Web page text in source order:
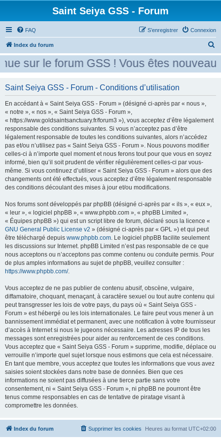
Saint Seiya GSS - Forum
FAQ Connexion
S’enregistrer
Index du forum
e
c
sur le forum GSS ! Vous êtes
Saint Seiya GSS - Forum - Conditions d’utilisation
En accédant à « Saint Seiya GSS - Forum » (désigné ci-après par « nous »,
« notre », « nos », « Saint Seiya GSS - Forum »,
« https://www.goldsaintsanctuary.fr/forum3 »), vous acceptez d’être légalement
responsable des conditions suivantes. Si vous n’acceptez pas d’être
légalement responsable de toutes les conditions suivantes, alors n’accédez
pas et/ou n’utilisez pas « Saint Seiya GSS - Forum ». Nous pouvons modifier
celles-ci à n’importe quel moment et nous ferons tout pour que vous en soyez
informé, bien qu’il soit prudent de vérifier régulièrement celles-ci par vous-
même. Si vous continuez d’utiliser « Saint Seiya GSS - Forum » alors que des
changements ont été effectués, vous acceptez d’être légalement responsable
des conditions découlant des mises à jour et/ou modifications.
Nos forums sont développés par phpBB (désigné ci-après par « ils », « eux »,
« leur », « logiciel phpBB », « www.phpbb.com », « phpBB Limited »,
« Équipes phpBB ») qui est un script libre de forum, déclaré sous la licence «
GNU General Public License v2 » (désigné ci-après par « GPL ») et qui peut
être téléchargé depuis www.phpbb.com. Le logiciel phpBB facilite seulement
les discussions sur Internet. phpBB Limited n’est pas responsable de ce que
nous acceptons ou n’acceptons pas comme contenu ou conduite permis. Pour
de plus amples informations au sujet de phpBB, veuillez consulter :
https://www.phpbb.com/.
Vous acceptez de ne pas publier de contenu abusif, obscène, vulgaire,
diffamatoire, choquant, menaçant, à caractère sexuel ou tout autre contenu qui
peut transgresser les lois de votre pays, du pays où « Saint Seiya GSS -
Forum » est hébergé ou les lois internationales. Le faire peut vous mener à un
bannissement immédiat et permanent, avec une notification à votre fournisseur
d’accès à Internet si nous le jugeons nécessaire. Les adresses IP de tous les
messages sont enregistrées pour aider au renforcement de ces conditions.
Vous acceptez que « Saint Seiya GSS - Forum » supprime, modifie, déplace ou
verrouille n’importe quel sujet lorsque nous estimons que cela est nécessaire.
En tant que membre, vous acceptez que toutes les informations que vous avez
saisies soient stockées dans notre base de données. Bien que ces
informations ne soient pas diffusées à une tierce partie sans votre
consentement, ni « Saint Seiya GSS - Forum », ni phpBB ne pourront être
tenus comme responsables en cas de tentative de piratage visant à
compromettre les données.
Index du forum Heures au format UTC+02:00
Supprimer les cookies